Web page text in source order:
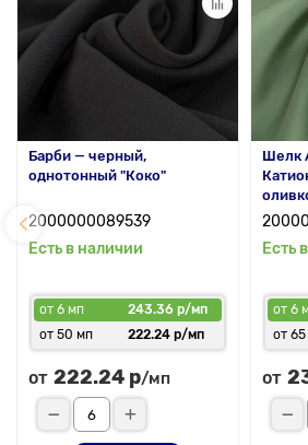
Барби — черный,
однотонный "Коко"
2000000089539
Есть в наличии
от 6 мп
243.36 р/мп
от 50 мп
222.24 р/мп
от 222.24 р/мп
Шелк
Есть
от 6
от
от